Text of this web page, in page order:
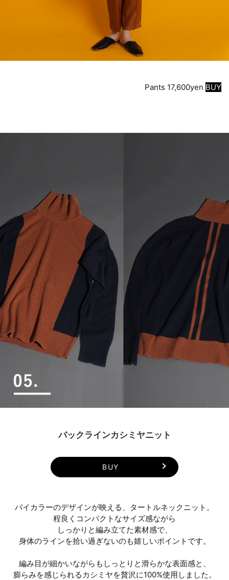
Pants 17,600yen BUY
バックラインカシミヤニット
BUY
バイカラーのデザインが映える、タートルネックニット。
程良くコンパクトなサイズ感ながら
しっかりと編み立てた素材感で、
身体のラインを拾い過ぎないのも嬉しいポイントです。
編み目が細かいながらもしっとりと滑らかな表面感と、
膨らみを感じられるカシミヤを贅沢に100%使用しました。